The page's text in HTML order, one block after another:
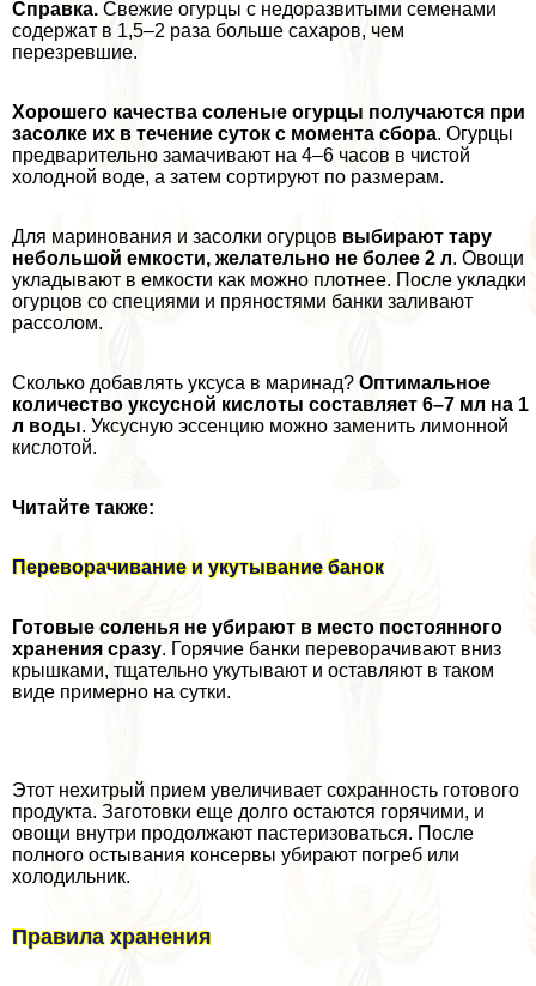
Справка. Свежие огурцы с недоразвитыми семенами
содержат в 1,5–2 раза больше сахаров, чем
перезревшие.
Хорошего качества соленые огурцы получаются при
засолке их в течение суток с момента сбора. Огурцы
предварительно замачивают на 4–6 часов в чистой
холодной воде, а затем сортируют по размерам.
Для маринования и засолки огурцов выбирают тару
небольшой емкости, желательно не более 2 л. Овощи
укладывают в емкости как можно плотнее. После укладки
огурцов со специями и пряностями банки заливают
рассолом.
Сколько добавлять уксуса в маринад? Оптимальное
количество уксусной кислоты составляет 6–7 мл на 1
л воды. Уксусную эссенцию можно заменить лимонной
кислотой.
Читайте также:
Переворачивание и укутывание банок
Готовые соленья не убирают в место постоянного
хранения сразу. Горячие банки переворачивают вниз
крышками, тщательно укутывают и оставляют в таком
виде примерно на сутки.
Этот нехитрый прием увеличивает сохранность готового
продукта. Заготовки еще долго остаются горячими, и
овощи внутри продолжают пастеризоваться. После
полного остывания консервы убирают погреб или
холодильник.
Правила хранения